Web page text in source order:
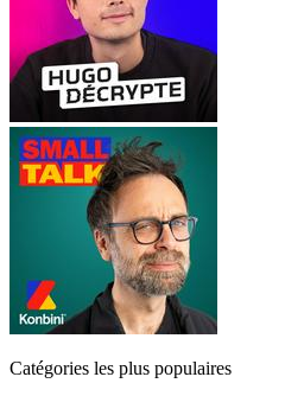
Catégories les plus populaires